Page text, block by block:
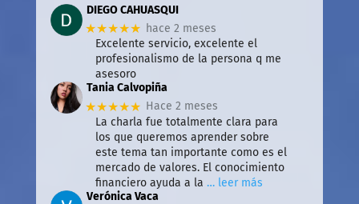
DIEGO CAHUASQUI
★★★★★ hace 2 meses
Excelente servicio, excelente el
profesionalismo de la persona q me
asesoro
Tania Calvopiña
★★★★★ Hace 2 meses
La charla fue totalmente clara para
los que queremos aprender sobre
este tema tan importante como es el
mercado de valores. El conocimiento
financiero ayuda a la … leer más
Verónica Vaca